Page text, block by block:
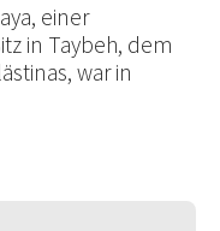
einer
in Taybeh, dem
war in